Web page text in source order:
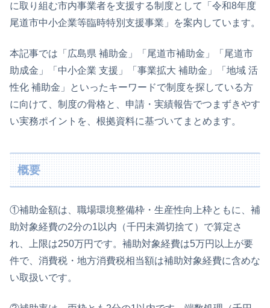
に取り組む市内事業者を支援する制度として「令和8年度
尾道市中小企業等臨時特別支援事業」を案内しています。
本記事では「広島県 補助金」「尾道市補助金」「尾道市
助成金」「中小企業 支援」「事業拡大 補助金」「地域 活
性化 補助金」といったキーワードで制度を探している方
に向けて、制度の骨格と、申請・実績報告でつまずきやす
い実務ポイントを、根拠資料に基づいてまとめます。
概要
①補助金額は、職場環境整備枠・生産性向上枠ともに、補
助対象経費の2分の1以内（千円未満切捨て）で算定さ
れ、上限は250万円です。補助対象経費は5万円以上が要
件で、消費税・地方消費税相当額は補助対象経費に含めな
い取扱いです。